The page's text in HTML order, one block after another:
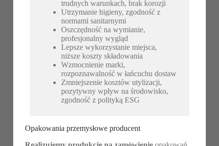
trudnych warunkach, brak korozji
Utrzymanie higieny, zgodność z
normami sanitarnymi
Oszczędność na wymianie,
profesjonalny wygląd
Lepsze wykorzystanie miejsca,
niższe koszty składowania
Wzmocnienie marki,
rozpoznawalność w łańcuchu dostaw
Zmniejszenie kosztów utylizacji,
pozytywny wpływ na środowisko,
zgodność z polityką ESG
Opakowania przemysłowe producent